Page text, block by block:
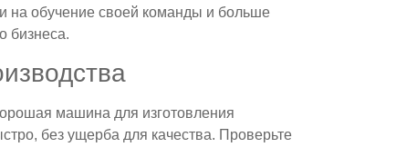
на обучение своей команды и больше
бизнеса.
машина для изготовления
без ущерба для качества. Проверьте